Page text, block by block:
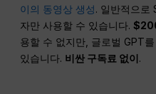
이의 동영상 생성. 일반적으로
자만 사용할 수 있습니다.
용할 수 없지만, 글로벌 GPT
있습니다. 비싼 구독료 없이 .